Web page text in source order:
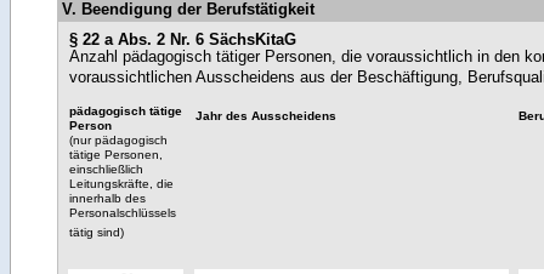
V. Beendigung der Berufstätigkeit
pädagogisch tätige
Person
(nur pädagogisch
tätige Personen,
einschließlich
Leitungskräfte, die
innerhalb des
Personalschlüssels
tätig sind)
§ 22 a Abs. 2 Nr. 6 SächsKitaG
Anzahl pädagogisch tätiger Personen, die voraussichtlich in den
voraussichtlichen Ausscheidens aus der Beschäftigung,
Jahr des Ausscheidens